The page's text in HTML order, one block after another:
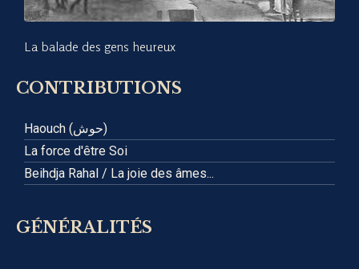
La balade des gens heureux
CONTRIBUTIONS
Haouch (حوش)
La force d'être Soi
Beihdja Rahal / La joie des âmes...
GÉNÉRALITÉS